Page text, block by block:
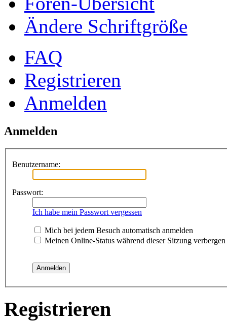
Ändere Schriftgröße
FAQ
Registrieren
Anmelden
Anmelden
Benutzername:
Passwort:
Ich habe mein Passwort vergessen
Mich bei jedem Besuch automatisch anmelden
Meinen Online-Status während dieser Sitzung verbergen
Registrieren